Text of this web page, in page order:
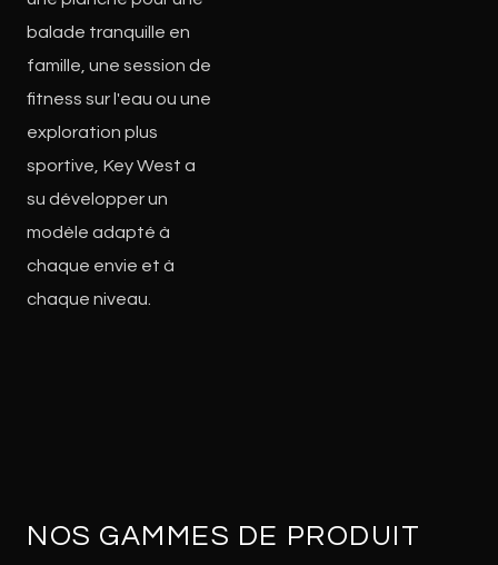
balade tranquille en
famille, une session de
fitness sur l'eau ou une
exploration plus
sportive, Key West a
su développer un
modèle adapté à
chaque envie et à
chaque niveau.
NOS GAMMES DE PRODUIT